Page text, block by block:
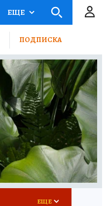
ЕЩЕ
ПОДПИСКА
ЕЩЕ